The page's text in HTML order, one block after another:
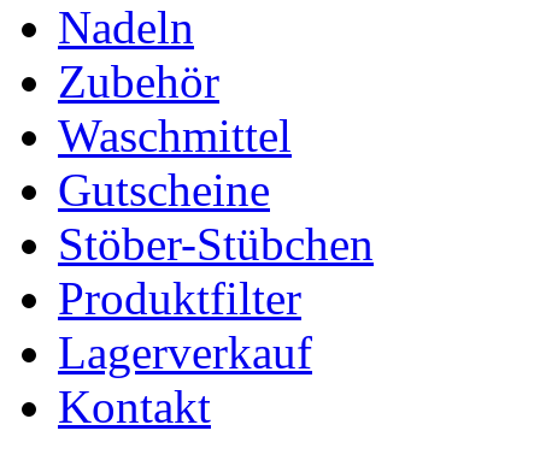
Nadeln
Zubehör
Waschmittel
Gutscheine
Stöber-Stübchen
Produktfilter
Lagerverkauf
Kontakt